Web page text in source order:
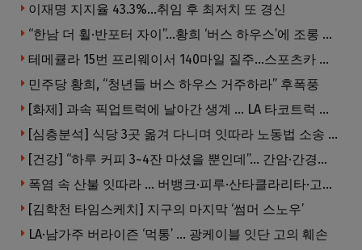
이재명 지지율 43.3%…취임 후 최저치 또 경신
“한남 더 휠·반포터 자이”…황희 ‘버스 하우스’에 조롱 쏟아져
테메큘라 15번 프리웨이서 140마일 질주…스포츠카 압수
민주당 황희, “청년들 버스 하우스 거주하라” 후폭풍
[화제] 과속 픽업트럭에 날아간 생계 … LA 타코트럭 일가족 3명 부상
[심층분석] 식당 3곳 옮겨 다니며 잇따라 노동법 소송 … 피소된 곳 모두 LA·OC 한인 식당들
[건강] “하루 커피 3~4잔 마셨을 뿐인데”… 간암·간경변 위험 뚝
폭염 속 산불 잇따라 … 버뱅크·피루·산타클라리타·고먼 잇단 산불
[김학천 타임스케치] 지구의 마지막 ‘썸머 스노우’
LA·남가주 버라이즌 ‘먹통’ … 광케이블 잇단 고의 훼손